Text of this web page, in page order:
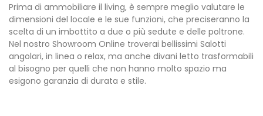
Prima di ammobiliare il living, è sempre meglio valutare le
dimensioni del locale e le sue funzioni, che preciseranno la
scelta di un imbottito a due o più sedute e delle poltrone.
Nel nostro Showroom Online troverai bellissimi Salotti
angolari, in linea o relax, ma anche divani letto trasformabili
al bisogno per quelli che non hanno molto spazio ma
esigono garanzia di durata e stile.